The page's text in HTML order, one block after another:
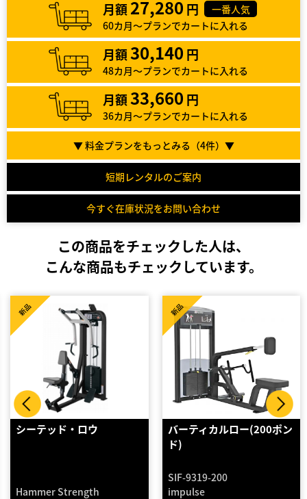
月額 27,280 円
一番人気
60カ月～プランでカートに入れる
月額30,140 円
48カ月～プランでカートに入れる
月額33,660 円
36カ月～プランでカートに入れる
▼ 料金プランをもっとみる（4件）▼
短期レンタルのご案内
今すぐ在庫状況をお問い合わせ
この商品をチェックした人は、
こんな商品もチェックしています。
バーティカルロー(200ポン
impulse
新品
ラットプルダウン
SIFP-1301
impulse
新品